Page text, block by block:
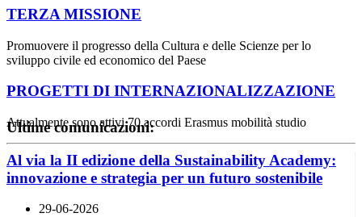
TERZA MISSIONE
Promuovere il progresso della Cultura e delle Scienze per lo
sviluppo civile ed economico del Paese
PROGETTI DI INTERNAZIONALIZZAZIONE
Attualmente sono attivi 70 accordi Erasmus mobilità studio
Ultime comunicazioni:
Al via la II edizione della Sustainability Academy:
innovazione e strategia per un futuro sostenibile
29-06-2026